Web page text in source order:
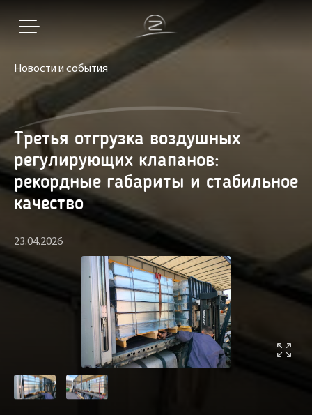
Новости и события
Третья отгрузка воздушных
регулирующих клапанов:
рекордные габариты и стабильное
качество
23.04.2026